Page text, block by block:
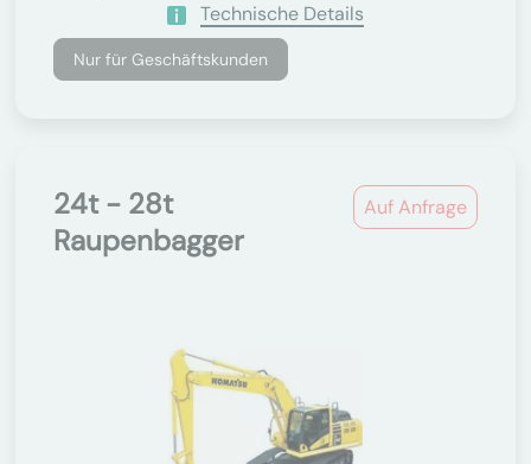
Technische Details
Nur für Geschäftskunden
Auf Anfrage
24t - 28t
Raupenbagger